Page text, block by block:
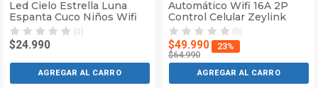
Led Cielo Estrella Luna
Espanta Cuco Niños Wifi
(0)
$24.990
AGREGAR AL CARRO
Automático Wifi 16A 2P
Control Celular Zeylink
(0)
$49.990
$64.990
23%
AGREGAR AL CARRO